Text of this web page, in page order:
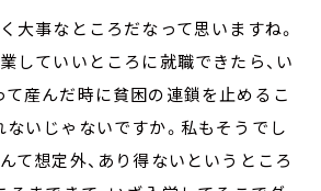
大事なところだなって思いますね。
していいところに就職できたら、い
産んだ時に貧困の連鎖を止めるこ
いじゃないですか。私もそうでし
て想定外、あり得ないというところ